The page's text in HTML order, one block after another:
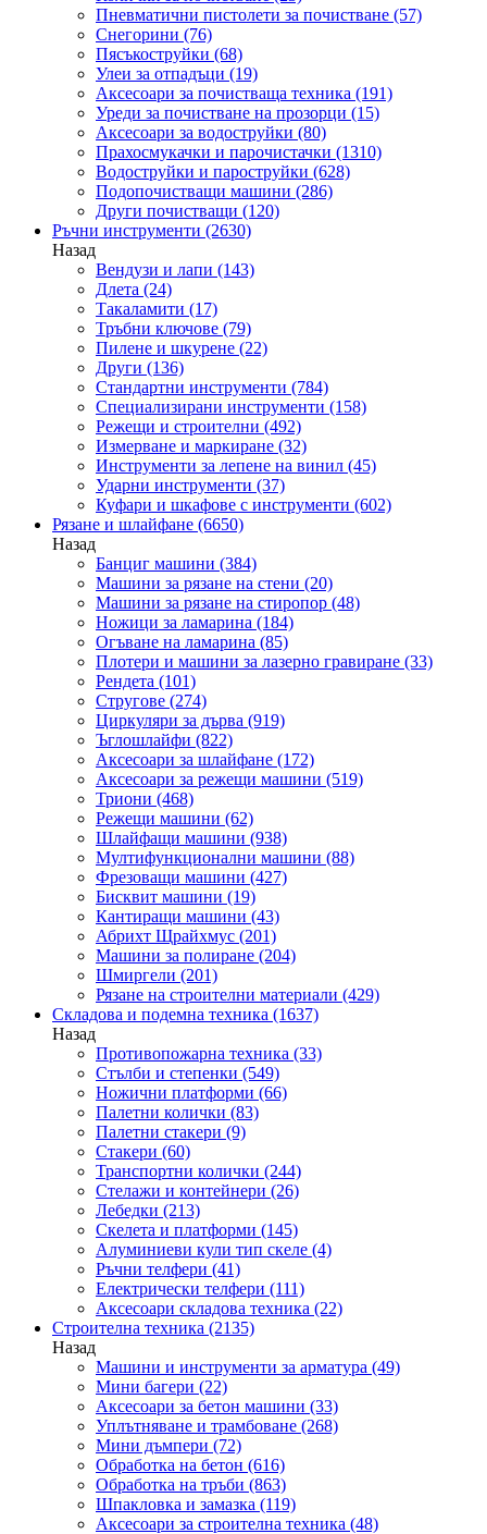
Пневматични пистолети за почистване (57)
Снегорини (76)
Пясъкоструйки (68)
Улеи за отпадъци (19)
Аксесоари за почистваща техника (191)
Уреди за почистване на прозорци (15)
Аксесоари за водоструйки (80)
Прахосмукачки и парочистачки (1310)
Водоструйки и пароструйки (628)
Подопочистващи машини (286)
Други почистващи (120)
Ръчни инструменти (2630)
Назад
Вендузи и лапи (143)
Длета (24)
Такаламити (17)
Тръбни ключове (79)
Пилене и шкурене (22)
Други (136)
Стандартни инструменти (784)
Специализирани инструменти (158)
Режещи и строителни (492)
Измерване и маркиране (32)
Инструменти за лепене на винил (45)
Ударни инструменти (37)
Куфари и шкафове с инструменти (602)
Рязане и шлайфане (6650)
Назад
Банциг машини (384)
Машини за рязане на стени (20)
Машини за рязане на стиропор (48)
Ножици за ламарина (184)
Огъване на ламарина (85)
Плотери и машини за лазерно гравиране (33)
Рендета (101)
Стругове (274)
Циркуляри за дърва (919)
Ъглошлайфи (822)
Аксесоари за шлайфане (172)
Аксесоари за режещи машини (519)
Триони (468)
Режещи машини (62)
Шлайфащи машини (938)
Мултифункционални машини (88)
Фрезоващи машини (427)
Бисквит машини (19)
Кантиращи машини (43)
Абрихт Щрайхмус (201)
Машини за полиране (204)
Шмиргели (201)
Рязане на строителни материали (429)
Складова и подемна техника (1637)
Назад
Противопожарна техника (33)
Стълби и степенки (549)
Ножични платформи (66)
Палетни колички (83)
Палетни стакери (9)
Стакери (60)
Транспортни колички (244)
Стелажи и контейнери (26)
Лебедки (213)
Скелета и платформи (145)
Алуминиеви кули тип скеле (4)
Ръчни телфери (41)
Електрически телфери (111)
Аксесоари складова техника (22)
Строителна техника (2135)
Назад
Машини и инструменти за арматура (49)
Мини багери (22)
Аксесоари за бетон машини (33)
Уплътняване и трамбоване (268)
Мини дъмпери (72)
Обработка на бетон (616)
Обработка на тръби (863)
Шпакловка и замазка (119)
Аксесоари за строителна техника (48)